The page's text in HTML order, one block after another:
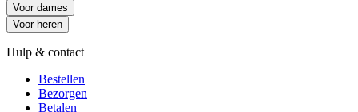
Voor dames
Voor heren
Hulp & contact
Bestellen
Bezorgen
Betalen